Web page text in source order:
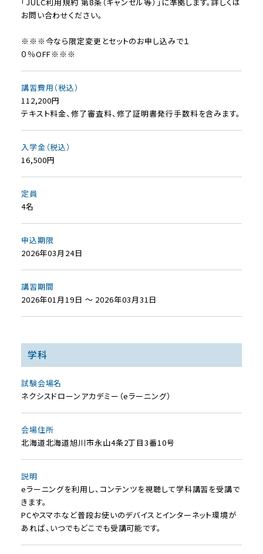
お問い合わせください。
※※※今なら限定変更とセットのお申し込みで１
０％OFF※※※
講習費用（税込）
112,200円
テキスト料金、修了審査料、修了証明書発行手数料を含みます。
入学金（税込）
16,500円
定員
4名
申込期限
2026年03月24日
講習期間
2026年01月19日 ～ 2026年03月31日
学科
試験会場名
ネクシスドローンアカデミー（eラーニング）
会場住所
北海道北海道旭川市永山4条2丁目3番10号
説明
eラーニングを利用し、コンテンツを視聴して学科講習を受講で
きます。
PCやスマホなど普段お使いのデバイスとインターネット環境が
あれば、いつでもどこでも受講可能です。